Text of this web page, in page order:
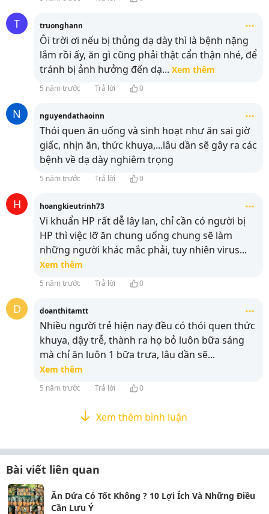
T truonghann
Ôi trời ơi nếu bị thủng dạ dày thì là bệnh nặng
lắm rồi ấy, ăn gì cũng phải thật cẩn thận nhé, để
tránh bị ảnh hưởng đến dạ... Xem thêm
5 năm trước Trả lời 0
N nguyendathaoinn
Thói quen ăn uống và sinh hoạt như ăn sai giờ
giấc, nhịn ăn, thức khuya,...lâu dần sẽ gây ra các
bệnh về dạ dày nghiêm trọng
5 năm trước Trả lời 0
H hoangkieutrinh73
Vi khuẩn HP rất dễ lây lan, chỉ cần có người bị
HP thì việc lỡ ăn chung uống chung sẽ làm
những người khác mắc phải, tuy nhiên virus...
Xem thêm
5 năm trước Trả lời 0
D doanthitamtt
Nhiều người trẻ hiện nay đều có thói quen thức
khuya, dậy trễ, thành ra họ bỏ luôn bữa sáng
mà chỉ ăn luôn 1 bữa trưa, lâu dần sẽ...
Xem thêm
5 năm trước Trả lời 0
Xem thêm bình luận
Bài viết liên quan
Ăn Dứa Có Tốt Không ? 10 Lợi Ích Và Những Điều
Cần Lưu Ý